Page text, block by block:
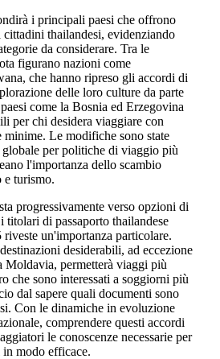
i principali paesi che offrono
cittadini thailandesi, evidenziando
da considerare. Tra le
figurano nazioni come
che hanno ripreso gli accordi di
delle loro culture da parte
come la Bosnia ed Erzegovina
per chi desidera viaggiare con
Le modifiche sono state
per politiche di viaggio più
l'importanza dello scambio
e turismo.
progressivamente verso opzioni di
di passaporto thailandese
un'importanza particolare.
desiderabili, ad eccezione
Moldavia, permetterà viaggi più
che sono interessati a soggiorni più
dal sapere quali documenti sono
Con le dinamiche in evoluzione
comprendere questi accordi
le conoscenze necessarie per
modo efficace.